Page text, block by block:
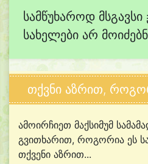
სამწუხაროდ
სახელები არ
თქვნი აზრით,
ამოირჩიეთ მაქსიმუმ
გვითხარით, როგორია ეს
თქვენი აზრით...